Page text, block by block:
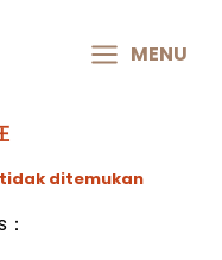
MENU
MENU
ditemukan